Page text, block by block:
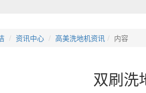
资讯中心 高美洗地机资讯 内容
双刷洗